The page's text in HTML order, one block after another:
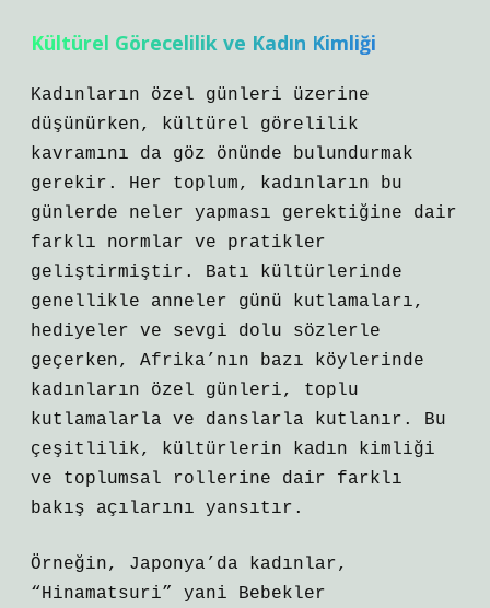
Kültürel Görecelilik ve Kadın Kimliği
Kadınların özel günleri üzerine
düşünürken, kültürel görelilik
kavramını da göz önünde bulundurmak
gerekir. Her toplum, kadınların bu
günlerde neler yapması gerektiğine dair
farklı normlar ve pratikler
geliştirmiştir. Batı kültürlerinde
genellikle anneler günü kutlamaları,
hediyeler ve sevgi dolu sözlerle
geçerken, Afrika’nın bazı köylerinde
kadınların özel günleri, toplu
kutlamalarla ve danslarla kutlanır. Bu
çeşitlilik, kültürlerin kadın kimliği
ve toplumsal rollerine dair farklı
bakış açılarını yansıtır.
Örneğin, Japonya’da kadınlar,
“Hinamatsuri” yani Bebekler